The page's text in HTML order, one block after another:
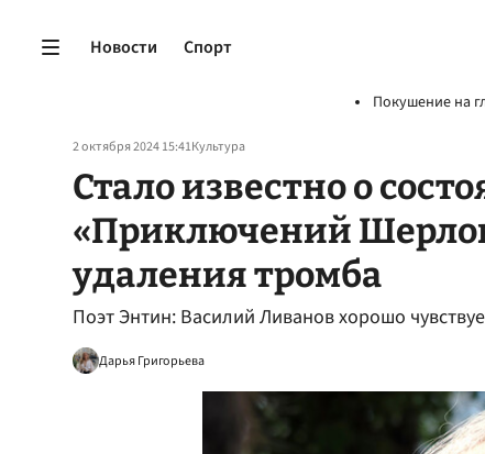
Новости Спорт
Покушение на
2 октября 2024 15:41Культура
Стало известно о
«Приключений
удаления тромба
Поэт Энтин: Василий Ливанов хорошо
Дарья Григорьева